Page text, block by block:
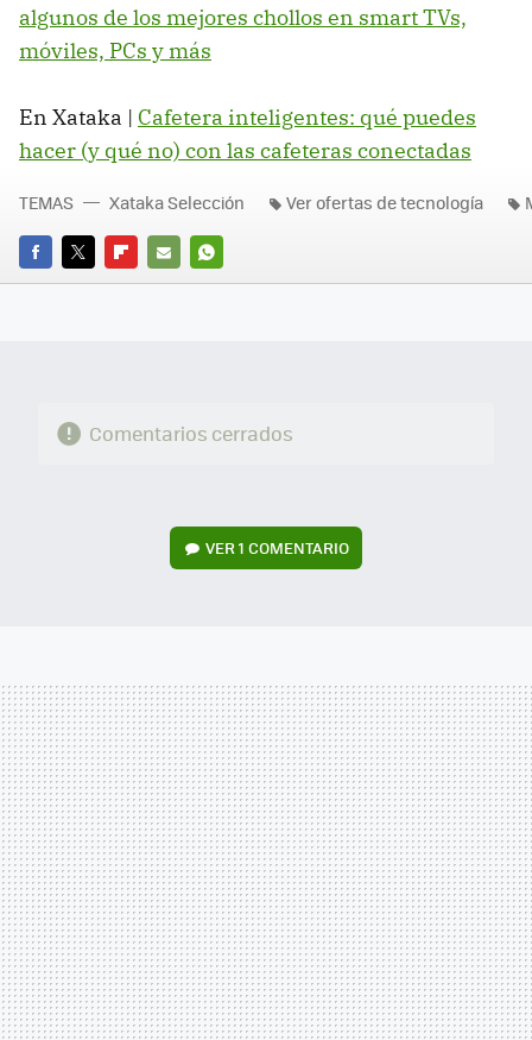
algunos de los mejores chollos en smart TVs,
móviles, PCs y más
En Xataka | Cafetera inteligentes: qué puedes
hacer (y qué no) con las cafeteras conectadas
FACEBOOK
TWITTERFLIPBOARD
E-
WHATSAPP
TEMAS Xataka Selección Ver ofertas de tecnología
Comentarios cerrados
VER1 COMENTARIO